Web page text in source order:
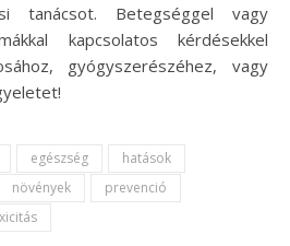
tanácsot. Betegséggel vagy
kapcsolatos kérdésekkel
gyógyszerészéhez, vagy
egészség
hatások
növények
prevenció